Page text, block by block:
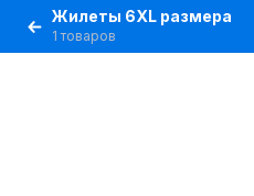
Жилеты 6XL размера
1 товаров